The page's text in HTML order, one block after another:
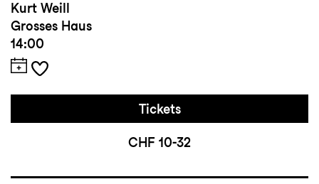
Kurt Weill
Grosses Haus
14:00
Tickets
CHF 10-32